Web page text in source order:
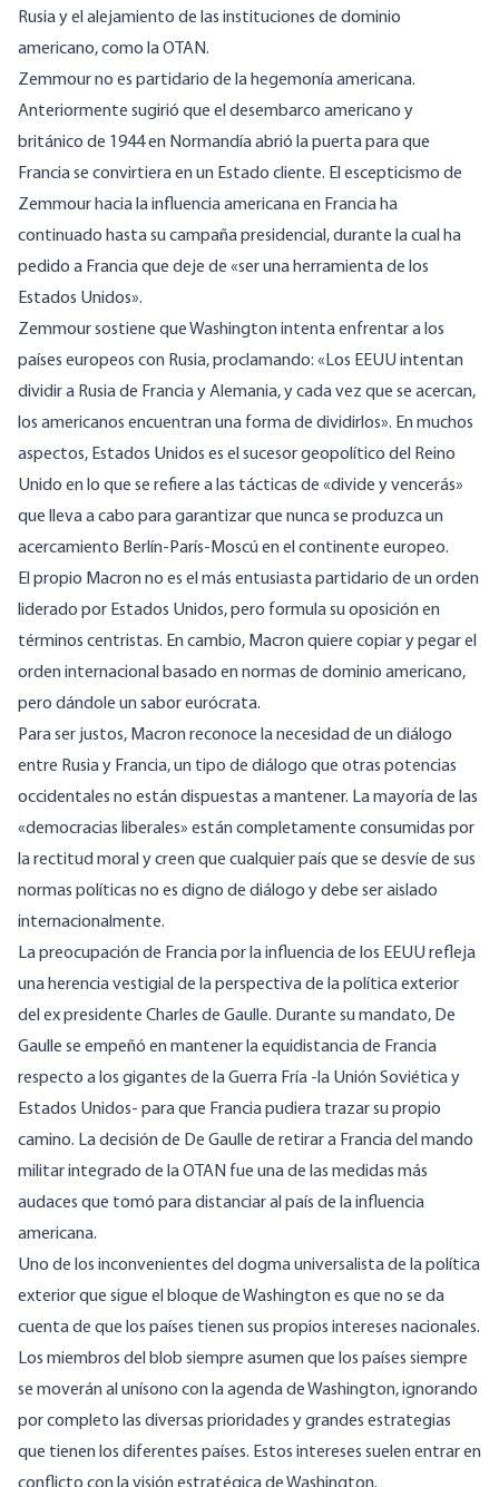
Rusia y el alejamiento de las instituciones de dominio
americano, como la OTAN.
Zemmour no es partidario de la hegemonía americana.
Anteriormente sugirió que el desembarco americano y
británico de 1944 en Normandía abrió la puerta para que
Francia se convirtiera en un Estado cliente. El escepticismo de
Zemmour hacia la influencia americana en Francia ha
continuado hasta su campaña presidencial, durante la cual ha
pedido a Franciaque deje de «ser una herramienta de los
Estados Unidos».
Zemmour sostiene que Washington intenta enfrentar a los
países europeos con Rusia, proclamando: «Los EEUU intentan
dividir a Rusia de Francia y Alemania, y cada vez que se acercan,
los americanos encuentran una forma de dividirlos». En muchos
aspectos, Estados Unidos es el sucesor geopolítico del Reino
Unido en lo que se refiere a las tácticas de «divide y vencerás»
que lleva a cabo para garantizar que nunca se produzca un
acercamiento Berlín-París-Moscú en el continente europeo.
El propio Macron no es el más entusiasta partidario de un orden
liderado por Estados Unidos, pero formula su oposición en
términos centristas. En cambio, Macron quiere copiar y pegar el
ordeninternacional basado en normas de dominio americano,
pero dándole un sabor eurócrata.
Para ser justos, Macron reconoce la necesidad de un diálogo
entre Rusia y Francia, un tipo de diálogo que otras potencias
occidentales no están dispuestas a mantener. La mayoría de las
«democracias liberales» están completamente consumidas por
la rectitud moral y creen que cualquier país que se desvíe de sus
normas políticas no es digno de diálogo y debe ser aislado
internacionalmente.
La preocupación de Francia por la influencia de los EEUU refleja
una herencia vestigial de laperspectiva de la política exterior
del ex presidente Charles de Gaulle. Durante su mandato, De
Gaulle se empeñó en mantener la equidistancia de Francia
respecto a los gigantes de la Guerra Fría -la Unión Soviética y
Estados Unidos- para que Francia pudiera trazar su propio
camino. La decisión de De Gaulle de retirar a Francia del mando
militar integrado de la OTAN fue una de las medidas más
audaces que tomó para distanciar al país de la influencia
americana.
Uno de los inconvenientes del dogma universalista de la política
exterior que sigue el bloque de Washington es que no se da
cuenta de que los países tienen sus propios intereses nacionales.
Los miembros del blob siempre asumen que los países siempre
se moverán al unísono con la agenda de Washington, ignorando
por completo las diversas prioridades y grandes estrategias
que tienen los diferentes países. Estos intereses suelen entrar en